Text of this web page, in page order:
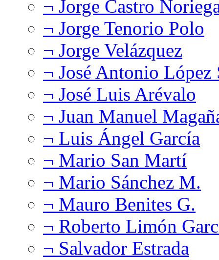
¬ Jorge Castro
¬ Jorge Tenorio Polo
¬ Jorge Velázquez
¬ José Antonio López
¬ José Luis Arévalo
¬ Juan Manuel
¬ Luis Ángel García
¬ Mario San Martí
¬ Mario Sánchez M.
¬ Mauro Benites G.
¬ Roberto Limón
¬ Salvador Estrada